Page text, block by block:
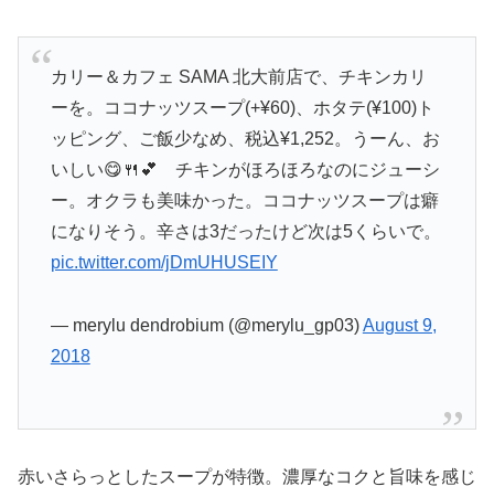
カリー＆カフェ SAMA 北大前店で、チキンカリ
ーを。ココナッツスープ(+¥60)、ホタテ(¥100)ト
ッピング、ご飯少なめ、税込¥1,252。うーん、お
いしい😋🍴💕 チキンがほろほろなのにジューシ
ー。オクラも美味かった。ココナッツスープは癖
になりそう。辛さは3だったけど次は5くらいで。
pic.twitter.com/jDmUHUSEIY
— merylu dendrobium (@merylu_gp03)August 9,
2018
赤いさらっとしたスープが特徴。濃厚なコクと旨味を感じ